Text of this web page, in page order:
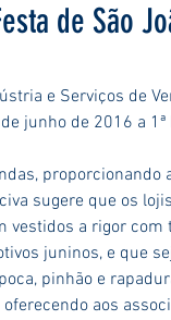
de São
e Serviços de
junho de 2016 a
sugere que os
vestidos a rigor
juninos, e que
pinhão e
aos